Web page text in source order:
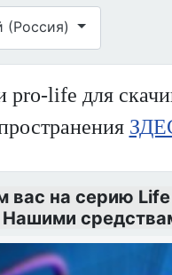
(Россия)
pro-life для
вас на серию
Нашими